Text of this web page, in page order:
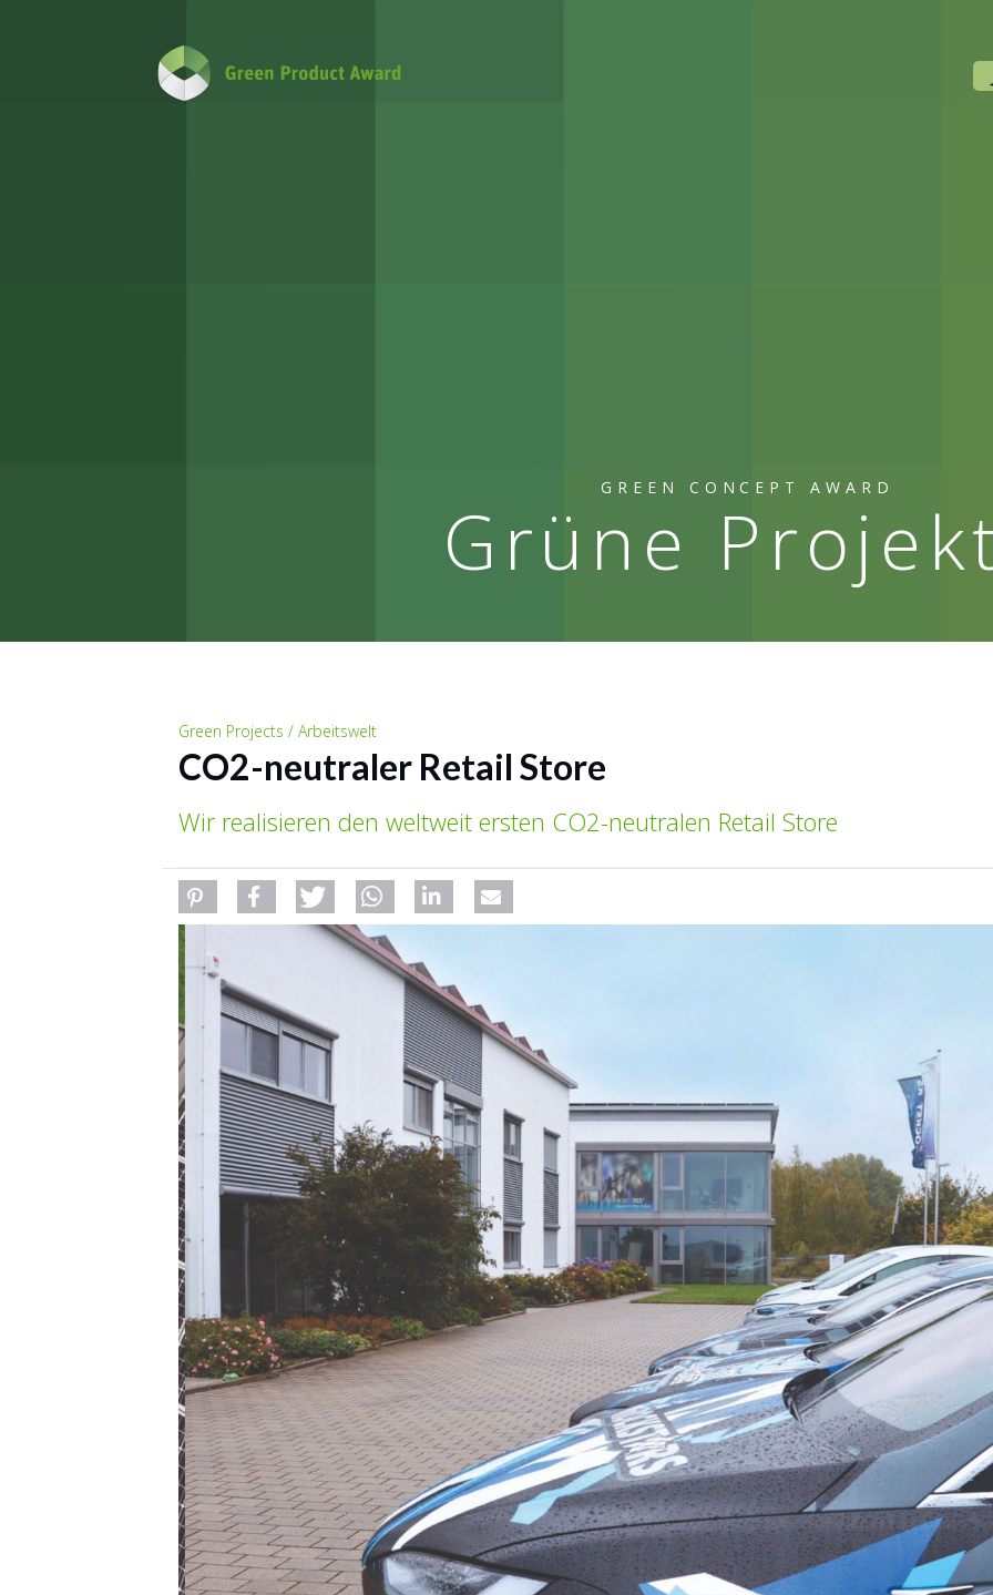
GREEN CONCEPT AWARD
Grüne
Green Projects / Arbeitswelt
CO2-neutraler Retail Store
Wir realisieren den weltweit ersten CO2-neutralen Retail Store